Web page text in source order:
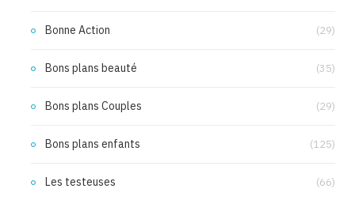
Bonne Action (29)
Bons plans beauté (35)
Bons plans Couples (29)
Bons plans enfants (125)
Les testeuses (66)